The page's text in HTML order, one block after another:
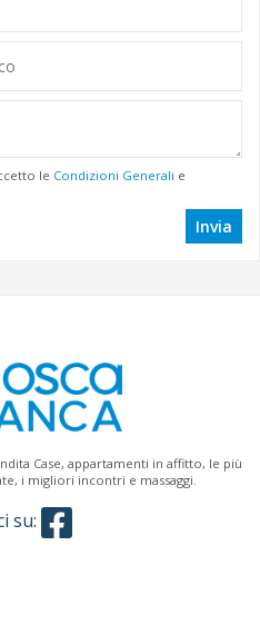
le Condizioni Generali e
Invia
Case, appartamenti in affitto, le più
i migliori incontri e massaggi.
su: